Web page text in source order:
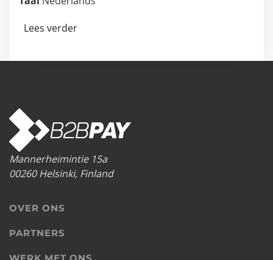
Lees verder
Mannerheimintie 15a
00260 Helsinki, Finland
OVER ONS
PARTNERS